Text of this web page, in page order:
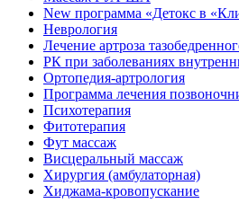
New программа «Детокс в
Неврология
Лечение артроза
РК при заболеваниях
Ортопедия-артрология
Программа лечения
Психотерапия
Фитотерапия
Фут массаж
Висцеральный массаж
Хирургия (амбулаторная)
Хиджама-кровопускание